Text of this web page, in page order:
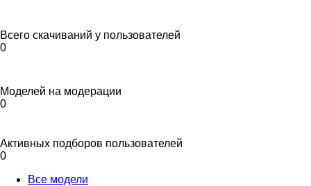
Всего скачиваний у пользователей
0
Моделей на модерации
0
Активных подборов пользователей
0
Все модели